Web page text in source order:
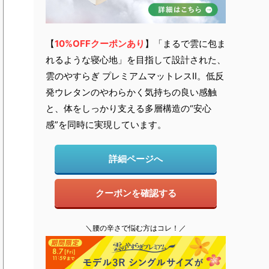
【10%OFFクーポンあり 】「まるで雲に包ま
れるような寝心地」を目指して設計された、
雲のやすらぎ プレミアムマットレスⅡ。低反
発ウレタンのやわらかく気持ちの良い感触
と、体をしっかり支える多層構造の“安心
感”を同時に実現しています。
詳細ページへ
クーポンを確認する
＼腰の辛さで悩む方はコレ！／